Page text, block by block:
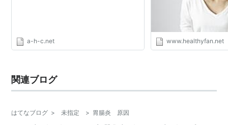
a-h-c.net www.healthyfan.net
関連ブログ
はてなブログ > 未指定 > 胃腸炎 原因